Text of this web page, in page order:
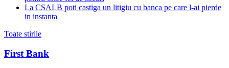
La CSALB poti castiga un litigiu cu banca pe care l-ai pierde
in instanta
Toate stirile
First Bank